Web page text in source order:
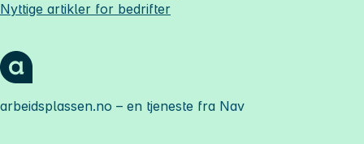
Nyttige artikler for bedrifter
arbeidsplassen.no – en tjeneste fra Nav